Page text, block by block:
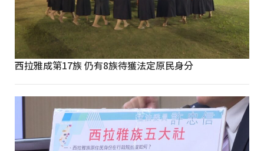
西拉雅成第17族 仍有8族待獲法定原民身分